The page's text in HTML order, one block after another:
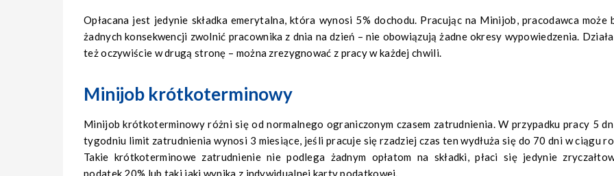
Opłacana jest jedynie składka emerytalna, która wynosi 5% dochodu. Pracując na Minijob, pracodawca może
żadnych konsekwencji zwolnić pracownika z dnia na dzień – nie obowiązują żadne okresy wypowiedzenia.
też oczywiście w drugą stronę – można zrezygnować z pracy w każdej chwili.
Minijob krótkoterminowy
Minijob krótkoterminowy różni się od normalnego ograniczonym czasem zatrudnienia. W przypadku pracy 5
tygodniu limit zatrudnienia wynosi 3 miesiące, jeśli pracuje się rzadziej czas ten wydłuża się do 70 dni w ciągu
Takie krótkoterminowe zatrudnienie nie podlega żadnym opłatom na składki, płaci się jedynie
podatek 20% lub taki jaki wynika z indywidualnej karty podatkowej.